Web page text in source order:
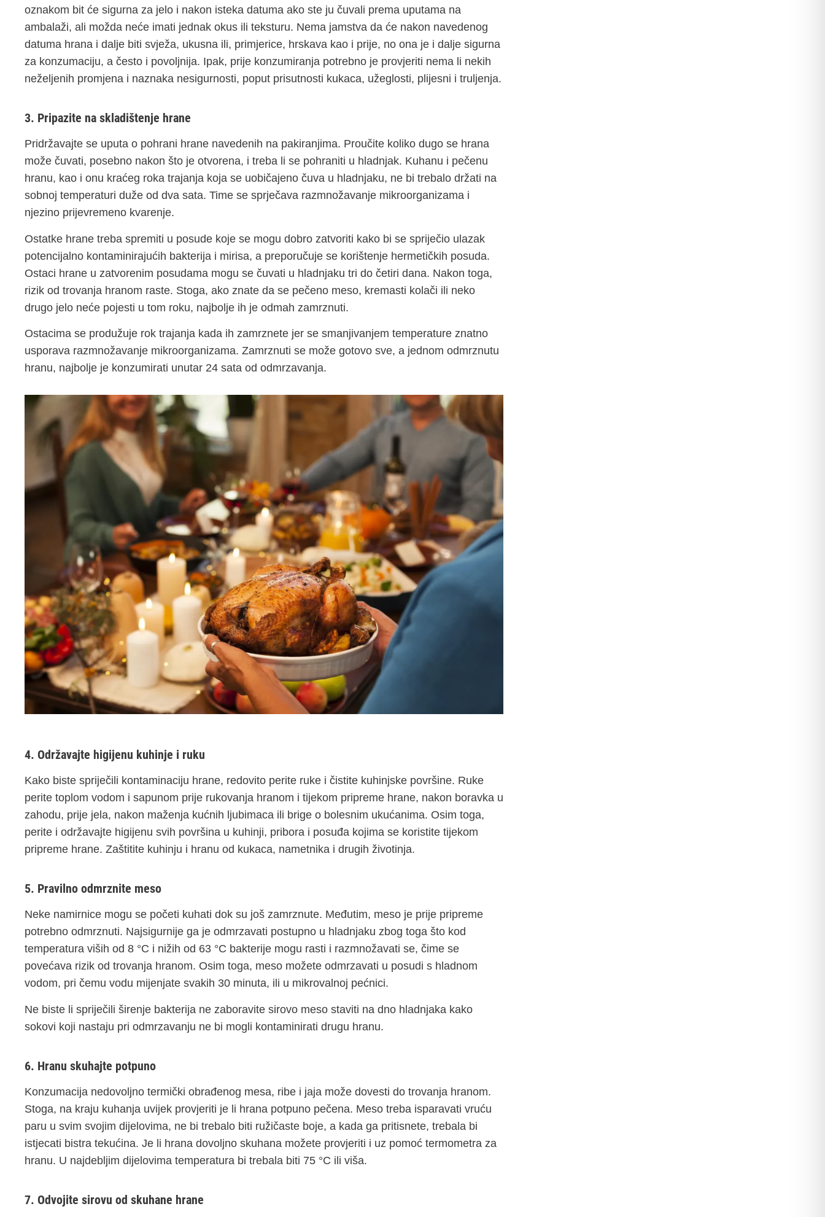
oznakom bit će sigurna za jelo i nakon isteka datuma ako ste ju čuvali prema uputama na
ambalaži, ali možda neće imati jednak okus ili teksturu. Nema jamstva da će nakon navedenog
datuma hrana i dalje biti svježa, ukusna ili, primjerice, hrskava kao i prije, no ona je i dalje sigurna
za konzumaciju, a često i povoljnija. Ipak, prije konzumiranja potrebno je provjeriti nema li nekih
neželjenih promjena i naznaka nesigurnosti, poput prisutnosti kukaca, užeglosti, plijesni i truljenja.
3. Pripazite na skladištenje hrane
Pridržavajte se uputa o pohrani hrane navedenih na pakiranjima. Proučite koliko dugo se hrana
može čuvati, posebno nakon što je otvorena, i treba li se pohraniti u hladnjak. Kuhanu i pečenu
hranu, kao i onu kraćeg roka trajanja koja se uobičajeno čuva u hladnjaku, ne bi trebalo držati na
sobnoj temperaturi duže od dva sata. Time se sprječava razmnožavanje mikroorganizama i
njezino prijevremeno kvarenje.
Ostatke hrane treba spremiti u posude koje se mogu dobro zatvoriti kako bi se spriječio ulazak
potencijalno kontaminirajućih bakterija i mirisa, a preporučuje se korištenje hermetičkih posuda.
Ostaci hrane u zatvorenim posudama mogu se čuvati u hladnjaku tri do četiri dana. Nakon toga,
rizik od trovanja hranom raste. Stoga, ako znate da se pečeno meso, kremasti kolači ili neko
drugo jelo neće pojesti u tom roku, najbolje ih je odmah zamrznuti.
Ostacima se produžuje rok trajanja kada ih zamrznete jer se smanjivanjem temperature znatno
usporava razmnožavanje mikroorganizama. Zamrznuti se može gotovo sve, a jednom odmrznutu
hranu, najbolje je konzumirati unutar 24 sata od odmrzavanja.
4. Održavajte higijenu kuhinje i ruku
Kako biste spriječili kontaminaciju hrane, redovito perite ruke i čistite kuhinjske površine. Ruke
perite toplom vodom i sapunom prije rukovanja hranom i tijekom pripreme hrane, nakon boravka u
zahodu, prije jela, nakon maženja kućnih ljubimaca ili brige o bolesnim ukućanima. Osim toga,
perite i održavajte higijenu svih površina u kuhinji, pribora i posuđa kojima se koristite tijekom
pripreme hrane. Zaštitite kuhinju i hranu od kukaca, nametnika i drugih životinja.
5. Pravilno odmrznite meso
Neke namirnice mogu se početi kuhati dok su još zamrznute. Međutim, meso je prije pripreme
potrebno odmrznuti. Najsigurnije ga je odmrzavati postupno u hladnjaku zbog toga što kod
temperatura viših od 8 °C i nižih od 63 °C bakterije mogu rasti i razmnožavati se, čime se
povećava rizik od trovanja hranom. Osim toga, meso možete odmrzavati u posudi s hladnom
vodom, pri čemu vodu mijenjate svakih 30 minuta, ili u mikrovalnoj pećnici.
Ne biste li spriječili širenje bakterija ne zaboravite sirovo meso staviti na dno hladnjaka kako
sokovi koji nastaju pri odmrzavanju ne bi mogli kontaminirati drugu hranu.
6. Hranu skuhajte potpuno
Konzumacija nedovoljno termički obrađenog mesa, ribe i jaja može dovesti do trovanja hranom.
Stoga, na kraju kuhanja uvijek provjeriti je li hrana potpuno pečena. Meso treba isparavati vruću
paru u svim svojim dijelovima, ne bi trebalo biti ružičaste boje, a kada ga pritisnete, trebala bi
istjecati bistra tekućina. Je li hrana dovoljno skuhana možete provjeriti i uz pomoć termometra za
hranu. U najdebljim dijelovima temperatura bi trebala biti 75 °C ili viša.
7. Odvojite sirovu od skuhane hrane